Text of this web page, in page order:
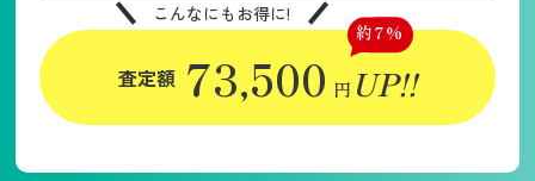
こんなにもお得に!
査定額 73,500 円
約7%
UP!!